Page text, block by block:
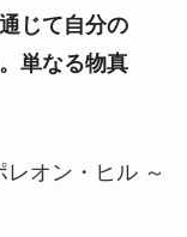
じて自分の
単なる物真
レオン・ヒル ～